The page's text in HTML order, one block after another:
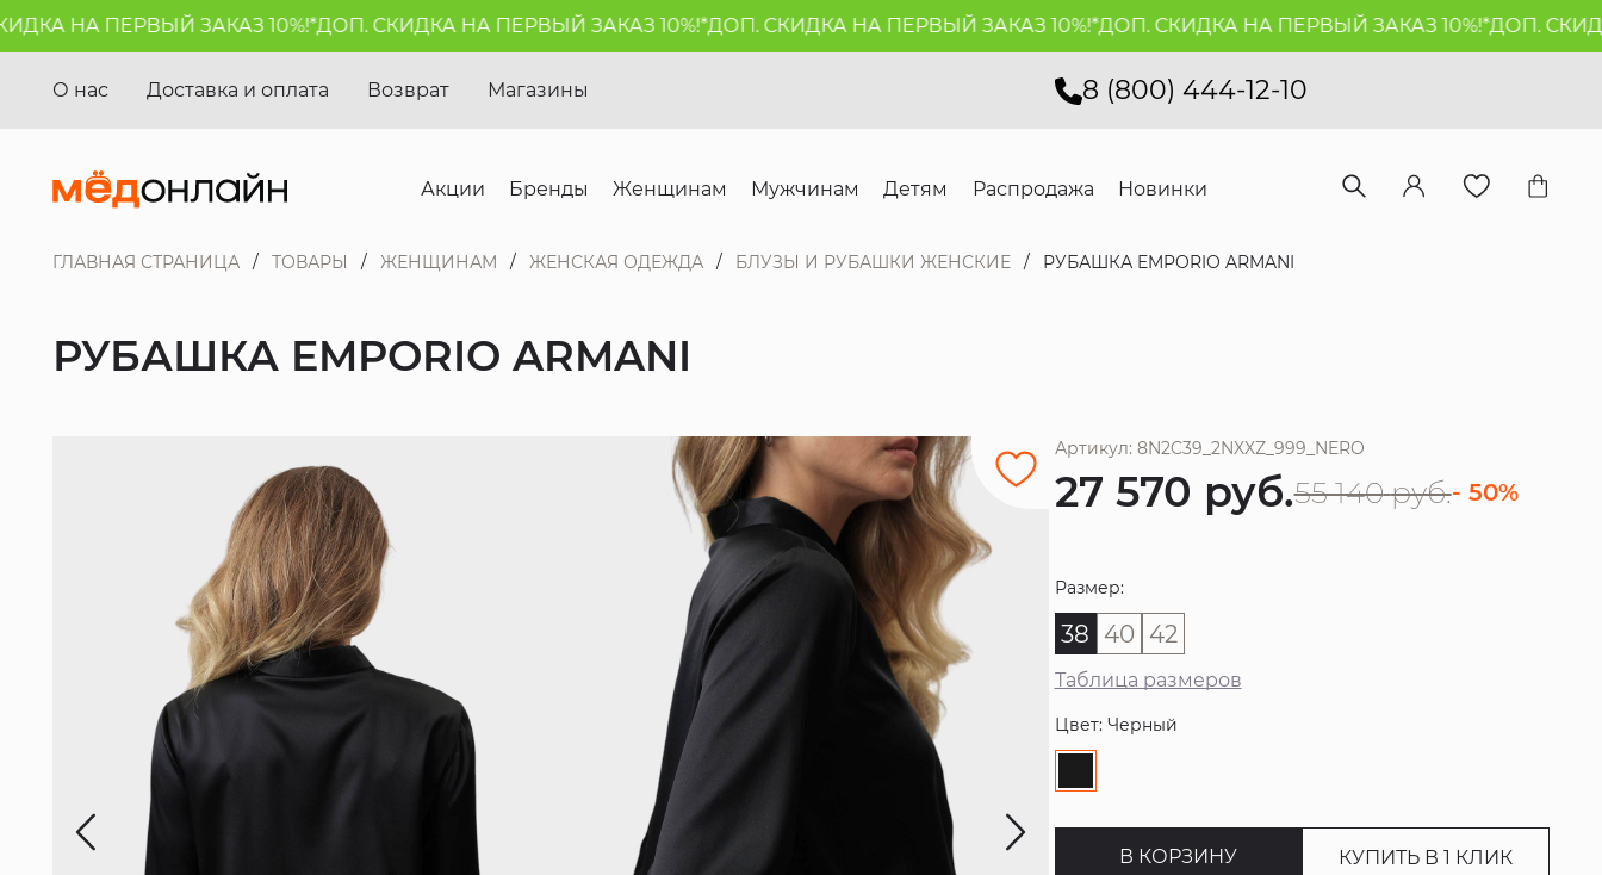
НА ПЕРВЫЙ ЗАКАЗ 10%!*ДОП. СКИДКА НА ПЕРВЫЙ ЗАКАЗ 10%!*ДОП. СКИДКА НА ПЕРВЫЙ ЗАКАЗ 10%!*ДОП. СКИДКА НА ПЕРВЫЙ ЗАКАЗ 10%!*ДОП. СКИДКА
8 (800) 444-12-10
О нас Доставка и оплата Возврат Магазины
Акции Бренды Женщинам Мужчинам Детям Распродажа Новинки
ГЛАВНАЯ СТРАНИЦА ТОВАРЫ ЖЕНЩИНАМ ЖЕНСКАЯ ОДЕЖДА БЛУЗЫ И РУБАШКИ ЖЕНСКИЕ РУБАШКА EMPORIO ARMANI
РУБАШКА EMPORIO ARMANI
Артикул: 8N2C39_2NXXZ_999_NERO
27 570 руб.55 140 руб.- 50%
Размер:
38 40 42
Таблица размеров
Цвет: Черный
В КОРЗИНУ КУПИТЬ В 1 КЛИК